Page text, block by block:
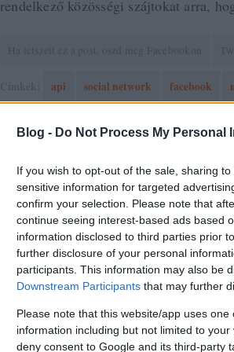
Blog - Do Not Process My Personal
If you wish to opt-out of the sale, sharing
sensitive information for targeted
confirm your selection. Please note that
continue seeing interest-based ads based
information disclosed to third parties prior
further disclosure of your personal
participants. This information may also be
Downstream Participants that may further
Please note that this website/app uses
information including but not limited to
deny consent to Google and its third-party
rendelkező közösségi szájtokat arra,
api social network facebook
komment
Kommentek:
A hozzászólások a vonatkozó jogszabályokértelmében felhasználói tartalomnak
nem ellenőrzi. Kifogás esetén forduljon a blog szerkesztőjéhez. Részletek a
HTTP://
Főleg, ha van aktív Facebook-
más van, akkor segget törölhetünk